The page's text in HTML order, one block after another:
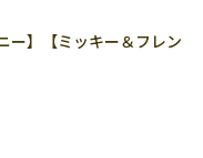
ー】【ミッキー＆フレン